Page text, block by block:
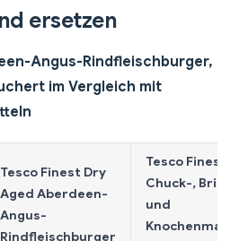
ersetzen
Angus-Rindfleischburger,
im Vergleich mit
Tesco Finest Dry
Aged Aberdeen-
Angus-
Rindfleischburger
Tesco Finest
Chuck-,
und